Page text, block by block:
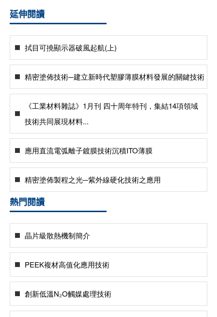
延伸閱讀
拭目可撓顯示器破風起航(上)
精密塗佈技術─建立新時代塑膠薄膜材料發展的關鍵技術
《工業材料雜誌》1月刊 四十周年特刊，集結14項領域
技術共同展現材料...
應用直流電弧離子鍍膜技術沉積ITO薄膜
精密塗佈製程之光─紫外線硬化技術之應用
熱門閱讀
晶片級散熱機制簡介
PEEK複材高值化應用技術
創新低溫N₂O觸媒處理技術